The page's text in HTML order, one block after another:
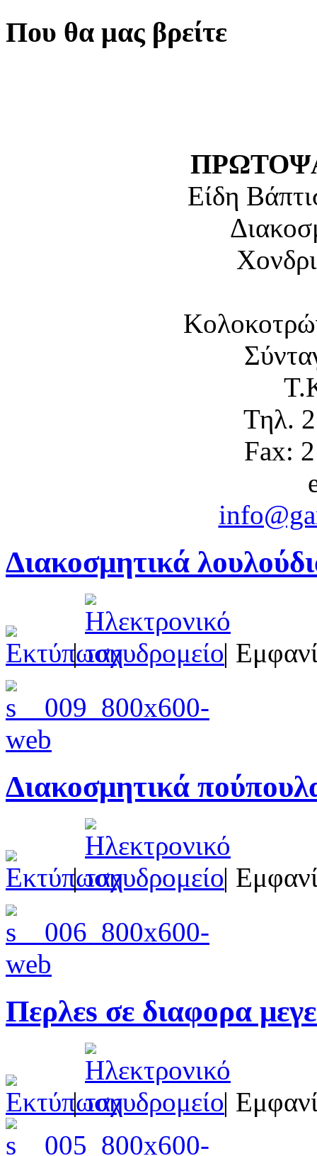
Που θα μας βρείτε
Είδη
Τηλ.
Fax:
Διακοσμητικά
| |
Διακοσμητικά
| |
Περλεs σε διαφορα
| |